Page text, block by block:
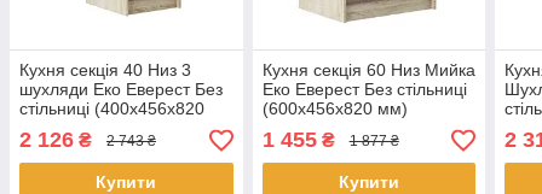
Кухня секція 40 Низ 3
шухляди Еко Еверест Без
стільниці (400х456х820
мм) Сонома/Трюфель
2 126 ₴ 2 743 ₴
Купити
Кухня секція 60 Низ Мийка
Еко Еверест Без стільниці
(600х456х820 мм)
Сонома/Трюфель
1 455₴ 1 877 ₴
Купити
мм)
2